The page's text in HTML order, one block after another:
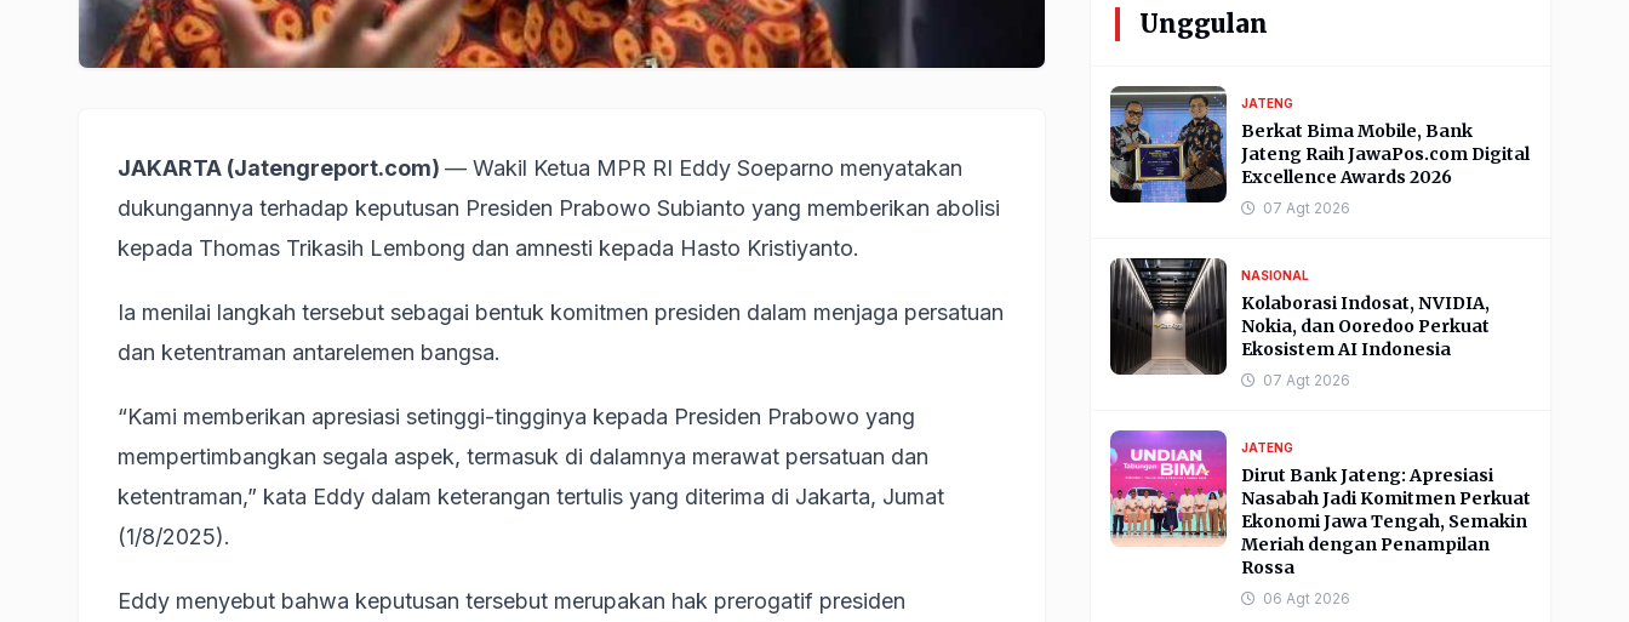
JAKARTA (Jatengreport.com) — Wakil Ketua MPR RI Eddy Soeparno menyatakan
dukungannya terhadap keputusan Presiden Prabowo Subianto yang memberikan abolisi
kepada Thomas Trikasih Lembong dan amnesti kepada Hasto Kristiyanto.
Ia menilai langkah tersebut sebagai bentuk komitmen presiden dalam menjaga persatuan
dan ketentraman antarelemen bangsa.
“Kami memberikan apresiasi setinggi-tingginya kepada Presiden Prabowo yang
mempertimbangkan segala aspek, termasuk di dalamnya merawat persatuan dan
ketentraman,” kata Eddy dalam keterangan tertulis yang diterima di Jakarta, Jumat
(1/8/2025).
Eddy menyebut bahwa keputusan tersebut merupakan hak prerogatif presiden
Unggulan
JATENG
Berkat Bima Mobile, Bank
Jateng Raih JawaPos.com Digital
Excellence Awards 2026
07 Agt 2026
NASIONAL
Kolaborasi Indosat, NVIDIA,
Nokia, dan Ooredoo Perkuat
Ekosistem AI Indonesia
07 Agt 2026
JATENG
Dirut Bank Jateng: Apresiasi
Nasabah Jadi Komitmen Perkuat
Ekonomi Jawa Tengah, Semakin
Meriah dengan Penampilan
Rossa
06 Agt 2026